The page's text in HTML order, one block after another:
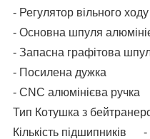
- Регулятор вільного
- Основна шпуля
- Запасна графітова
- Посилена дужка
- CNC алюмінієва ручка
Тип Котушка з
Кількість підшипників -